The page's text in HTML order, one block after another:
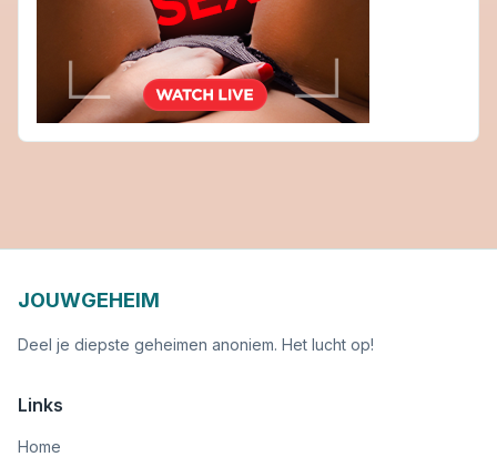
JOUWGEHEIM
Deel je diepste geheimen anoniem. Het lucht op!
Links
Home